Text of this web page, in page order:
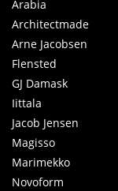
Arabia
Architectmade
Arne Jacobsen
Flensted
GJ Damask
Iittala
Jacob Jensen
Magisso
Marimekko
Novoform